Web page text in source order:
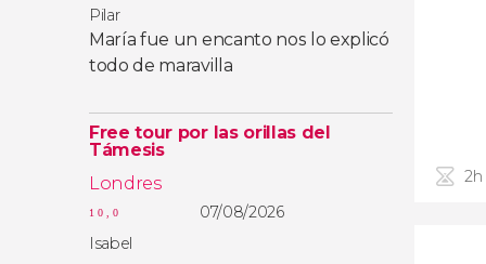
Pilar
María fue un encanto nos lo explicó
todo de maravilla
Free tour por las orillas del
Támesis
Londres
10,0
07/08/2026
Isabel
2h